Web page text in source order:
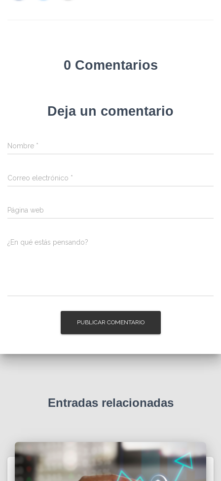
0 Comentarios
Deja un comentario
Nombre *
Correo electrónico *
Página web
¿En qué estás pensando?
Entradas relacionadas